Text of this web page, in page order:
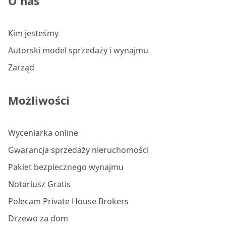
Kim jesteśmy
Autorski model sprzedaży i wynajmu
Zarząd
Możliwości
Wyceniarka online
Gwarancja sprzedaży nieruchomości
Pakiet bezpiecznego wynajmu
Notariusz Gratis
Polecam Private House Brokers
Drzewo za dom